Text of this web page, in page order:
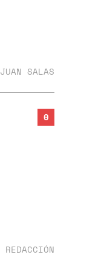
JUAN SALAS
0
REDACCIÓN